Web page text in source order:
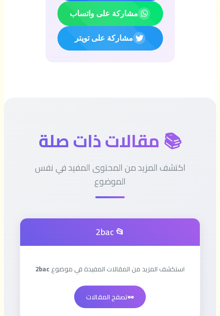
مشاركة على واتساب
مشاركة على تويتر
📚 مقالات ذات صلة
اكتشف المزيد من المحتوى المفيد في نفس
الموضوع
📂 2bac
استكشف المزيد من المقالات المفيدة في موضوع 2bac
👀تصفح المقالات